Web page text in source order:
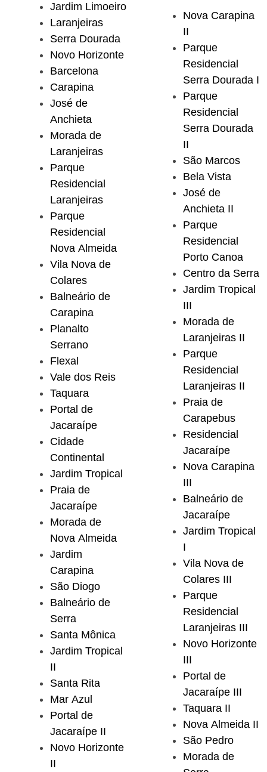
Jardim Limoeiro
Laranjeiras
Serra Dourada
Novo Horizonte
Barcelona
Carapina
José de
Anchieta
Morada de
Laranjeiras
Parque
Residencial
Laranjeiras
Parque
Residencial
Nova Almeida
Vila Nova de
Colares
Balneário de
Carapina
Planalto
Serrano
Flexal
Vale dos Reis
Taquara
Portal de
Jacaraípe
Cidade
Continental
Jardim Tropical
Praia de
Jacaraípe
Morada de
Nova Almeida
Jardim
Carapina
São Diogo
Balneário de
Serra
Santa Mônica
Jardim Tropical
II
Santa Rita
Mar Azul
Portal de
Jacaraípe II
Novo Horizonte
II
Nova Carapina
II
Parque
Residencial
Serra Dourada I
Parque
Residencial
Serra Dourada
II
São Marcos
Bela Vista
José de
Anchieta II
Parque
Residencial
Porto Canoa
Centro da Serra
Jardim Tropical
III
Morada de
Laranjeiras II
Parque
Residencial
Laranjeiras II
Praia de
Carapebus
Residencial
Jacaraípe
Nova Carapina
III
Balneário de
Jacaraípe
Jardim Tropical
I
Vila Nova de
Colares III
Parque
Residencial
Laranjeiras III
Novo Horizonte
III
Portal de
Jacaraípe III
Taquara II
Nova Almeida II
São Pedro
Morada de